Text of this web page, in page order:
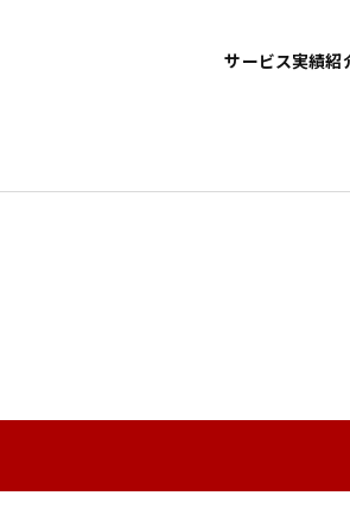
サービス実績紹